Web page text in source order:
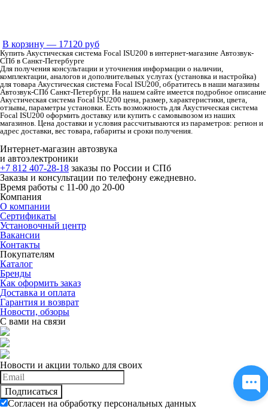
В корзину — 17120 руб
Купить Акустическая система Focal ISU200 в интернет-магазине Автозвук-
СПб в Санкт-Петербурге
Для получения консультации и уточнения информации о наличии,
комплектации, аналогов и дополнительных услугах (установка и настройка)
для товара Акустическая система Focal ISU200, обратитесь в наши магазины
Автозвук-СПб Санкт-Петербург. На нашем сайте имеется подробное описание
Акустическая система Focal ISU200 цена, размер, характеристики, цвета,
отзывы, параметры установки. Есть возможность для Акустическая система
Focal ISU200 оформить доставку или купить с самовывозом из наших
магазинов. Цена доставки и условия рассчитываются из параметров: регион и
адрес доставки, вес товара, габариты и сроки получения.
Интернет-магазин автозвука
и автоэлектроники
+7 812 407-28-18 заказы по России и СПб
Заказы и консультации по телефону ежедневно.
Время работы с 11-00 до 20-00
Компания
О компании
Сертификаты
Установочный центр
Вакансии
Контакты
Покупателям
Каталог
Бренды
Как оформить заказ
Доставка и оплата
Гарантия и возврат
Новости, обзоры
С вами на связи
Новости и акции только для своих
Подписаться
Согласен на обработку персональных данных